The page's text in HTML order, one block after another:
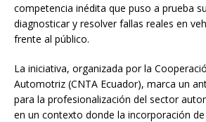
competencia inédita que puso a prueba
diagnosticar y resolver fallas reales en
frente al público.
La iniciativa, organizada por la
Automotriz (CNTA Ecuador), marca un
para la profesionalización del sector
en un contexto donde la incorporación